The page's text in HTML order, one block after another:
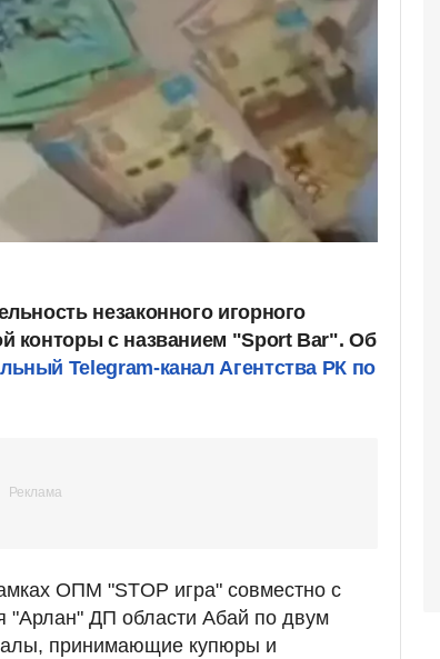
незаконного игорного
конторы с названием "Sport Bar". Об
Telegram-канал Агентства РК по
ОПМ "STOP игра" совместно с
"Арлан" ДП области Абай по двум
принимающие купюры и